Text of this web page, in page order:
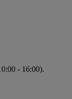
- 16:00).